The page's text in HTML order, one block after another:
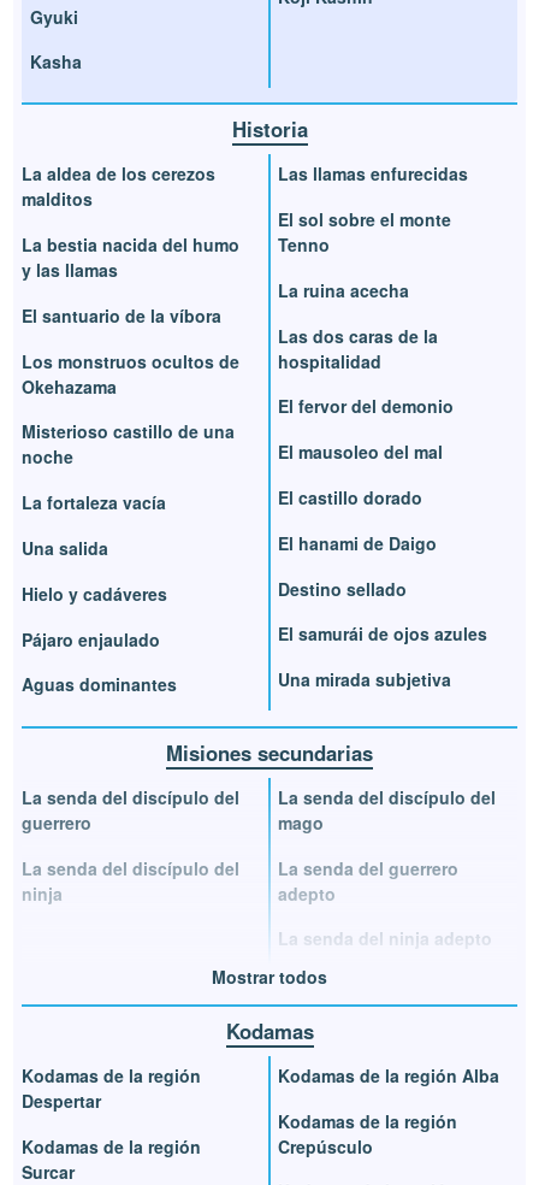
Gyuki
Kasha
Historia
La aldea de los cerezos
malditos
La bestia nacida del humo
y las llamas
El santuario de la víbora
Los monstruos ocultos de
Okehazama
Misterioso castillo de una
noche
La fortaleza vacía
Una salida
Hielo y cadáveres
Pájaro enjaulado
Aguas dominantes
Las llamas enfurecidas
El sol sobre el monte
Tenno
La ruina acecha
Las dos caras de la
hospitalidad
El fervor del demonio
El mausoleo del mal
El castillo dorado
El hanami de Daigo
Destino sellado
El samurái de ojos azules
Una mirada subjetiva
Misiones secundarias
La senda del discípulo del
guerrero
La senda del discípulo del
ninja
La senda del discípulo del
mago
La senda del guerrero
adepto
La senda del ninja adepto
Mostrar todos
Kodamas
Kodamas de la región
Despertar
Kodamas de la región
Surcar
Kodamas de la región Alba
Kodamas de la región
Crepúsculo